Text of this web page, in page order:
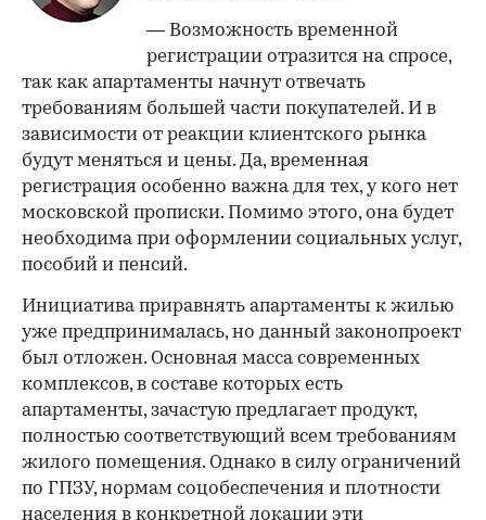
— Возможность временной
регистрации отразится на спросе,
так как апартаменты начнут отвечать
требованиям большей части покупателей. И в
зависимости от реакции клиентского рынка
будут меняться и цены. Да, временная
регистрация особенно важна для тех, у кого нет
московской прописки. Помимо этого, она будет
необходима при оформлении социальных услуг,
пособий и пенсий.
Инициатива приравнять апартаменты к жилью
уже предпринималась, но данный законопроект
был отложен. Основная масса современных
комплексов, в составе которых есть
апартаменты, зачастую предлагает продукт,
полностью соответствующий всем требованиям
жилого помещения. Однако в силу ограничений
по ГПЗУ, нормам соцобеспечения и плотности
населения в конкретной локации эти